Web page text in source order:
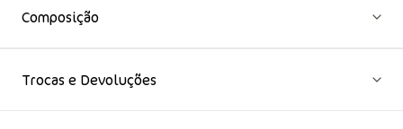
Composição
Trocas e Devoluções